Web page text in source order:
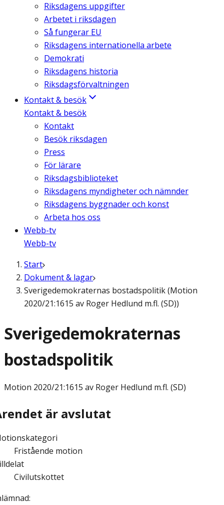
Riksdagens uppgifter
Arbetet i riksdagen
Så fungerar EU
Riksdagens internationella arbete
Demokrati
Riksdagens historia
Riksdagsförvaltningen
Kontakt & besök
Kontakt & besök
Kontakt
Besök riksdagen
Press
För lärare
Riksdagsbiblioteket
Riksdagens myndigheter och nämnder
Riksdagens byggnader och konst
Arbeta hos oss
Webb-tv
Webb-tv
Start
Dokument & lagar
Sverigedemokraternas bostadspolitik (Motion
2020/21:1615 av Roger Hedlund m.fl. (SD))
Sverigedemokraternas
bostadspolitik
Motion 2020/21:1615 av Roger Hedlund m.fl. (SD)
är avslutat
Fristående motion
Civilutskottet
: